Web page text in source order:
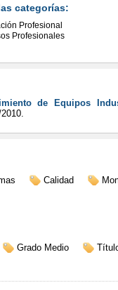
categorías:
Profesional
Profesionales
de Equipos
Calidad
Grado Medio